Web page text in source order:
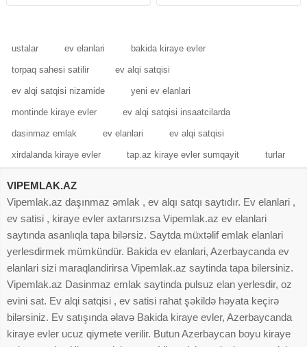
ustalar ev elanlari bakida kiraye evler
torpaq sahesi satilir ev alqi satqisi
ev alqi satqisi nizamide yeni ev elanlari
montinde kiraye evler ev alqi satqisi insaatcilarda
dasinmaz emlak ev elanlari ev alqi satqisi
xirdalanda kiraye evler tap.az kiraye evler sumqayit turlar
VIPEMLAK.AZ
Vipemlak.az daşınmaz əmlak , ev alqı satqı saytıdır. Ev elanlari ,
ev satisi , kiraye evler axtarırsızsa Vipemlak.az ev elanlari
saytında asanlıqla tapa bilərsiz. Saytda müxtəlif emlak elanlari
yerlesdirmek mümkündür. Bakida ev elanlari, Azerbaycanda ev
elanlari sizi maraqlandirirsa Vipemlak.az saytinda tapa bilersiniz.
Vipemlak.az Dasinmaz emlak saytinda pulsuz elan yerlesdir, oz
evini sat. Ev alqi satqisi , ev satisi rahat şəkildə həyata keçirə
bilərsiniz. Ev satışında əlavə Bakida kiraye evler, Azerbaycanda
kiraye evler ucuz qiymete verilir. Butun Azerbaycan boyu kiraye